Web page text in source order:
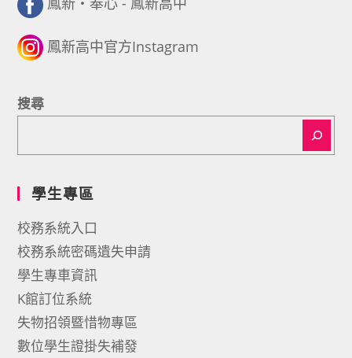
鳳新高中官方Instagram
搜尋
學生專區
校務系統入口
校務系統密碼遺失申請
學生專車資訊
K館訂位系統
失物招領暨惜物專區
數位學生證掛失補發